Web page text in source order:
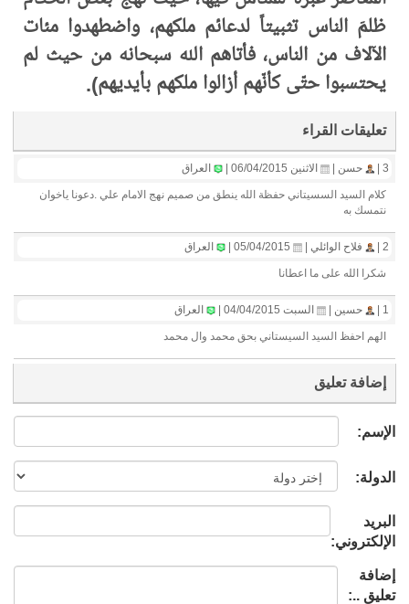
ظلمَ الناس تثبيتاً لدعائم ملكهم، واضطهدوا مئات
الآلاف من الناس، فأتاهم الله سبحانه من حيث لم
يحتسبوا حتّى كأنّهم أزالوا ملكهم بأيديهم).
تعليقات القراء
3 | حسن | الاثنين 06/04/2015 | العراق
كلام السيد السسيتاني حفظة الله ينطق من صميم نهج الامام علي .دعونا ياخوان
نتمسك به
2 | فلاح الوائلي | العراق
شكرا الله على ما اعطانا
1 | حسين | السبت 04/04/2015 | العراق
الهم احفظ السيد السيستاني بحق محمد وال محمد
إضافة تعليق
الإسم:
الدولة:
البريد
الإلكتروني:
إضافة
تعليق ..: